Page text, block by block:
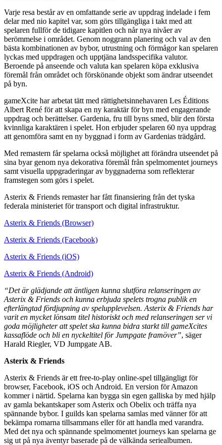
Varje resa består av en omfattande serie av uppdrag indelade i fem
delar med nio kapitel var, som görs tillgängliga i takt med att
spelaren fullför de tidigare kapitlen och når nya nivåer av
berömmelse i området. Genom noggrann planering och val av den
bästa kombinationen av bybor, utrustning och förmågor kan spelaren
lyckas med uppdragen och upptjäna landsspecifika valutor.
Beroende på anseende och valuta kan spelaren köpa exklusiva
föremål från området och förskönande objekt som ändrar utseendet
på byn.
gameXcite har arbetat tätt med rättighetsinnehavaren Les Éditions
Albert René för att skapa en ny karaktär för byn med engagerande
uppdrag och berättelser. Gardenia, fru till byns smed, blir den första
kvinnliga karaktären i spelet. Hon erbjuder spelaren 60 nya uppdrag
att genomföra samt en ny byggnad i form av Gardenias trädgård.
Med remastern får spelarna också möjlighet att förändra utseendet på
sina byar genom nya dekorativa föremål från spelmomentet journeys
samt visuella uppgraderingar av byggnaderna som reflekterar
framstegen som görs i spelet.
Asterix & Friends remaster har fått finansiering från det tyska
federala ministeriet för transport och digital infrastruktur.
Asterix & Friends (Browser)
Asterix & Friends (Facebook)
Asterix & Friends (iOS)
Asterix & Friends (Android)
“Det är glädjande att äntligen kunna slutföra relanseringen av
Asterix & Friends och kunna erbjuda spelets trogna publik en
efterlängtad fördjupning av spelupplevelsen. Asterix & Friends har
varit en mycket lönsam titel historiskt och med relanseringen ser vi
goda möjligheter att spelet ska kunna bidra starkt till gameXcites
kassaflöde och bli en nyckeltitel för Jumpgate framöver”, säger
Harald Riegler, VD Jumpgate AB.
Asterix & Friends
Asterix & Friends är ett free-to-play online-spel tillgängligt för
browser, Facebook, iOS och Android. En version för Amazon
kommer i närtid. Spelarna kan bygga sin egen galliska by med hjälp
av gamla bekantskaper som Asterix och Obelix och träffa nya
spännande bybor. I guilds kan spelarna samlas med vänner för att
bekämpa romarna tillsammans eller för att handla med varandra.
Med det nya och spännande spelmomentet journeys kan spelarna ge
sig ut på nya äventyr baserade på de välkända seriealbumen.